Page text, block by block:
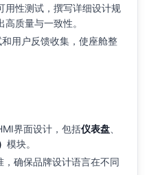
用性测试，撰写详细设计规
高质量与一致性。
用户反馈收集，使座舱整
界面设计，包括仪表盘
模块。
确保品牌设计语言在不同